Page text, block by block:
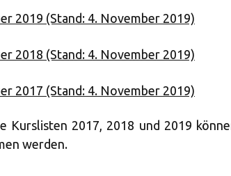
2019 (Stand: 4. November 2019)
2018 (Stand: 4. November 2019)
2017 (Stand: 4. November 2019)
Kurslisten 2017, 2018 und 2019
werden.